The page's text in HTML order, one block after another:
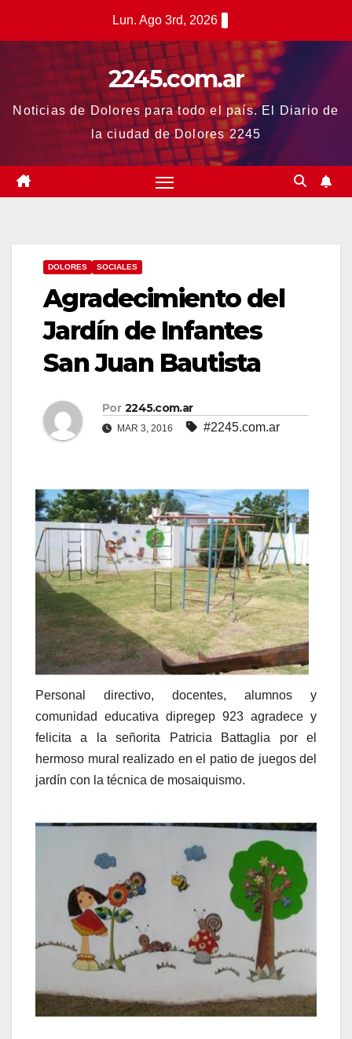
Lun. Ago 3rd, 2026
2245.com.ar
Noticias de Dolores para todo el país. El Diario de
la ciudad de Dolores 2245
DOLORES SOCIALES
Agradecimiento del
Jardín de Infantes
San Juan Bautista
Por 2245.com.ar
MAR 3, 2016 #2245.com.ar
Personal directivo, docentes, alumnos y
comunidad educativa dipregep 923 agradece y
felicita a la señorita Patricia Battaglia por el
hermoso mural realizado en el patio de juegos del
jardín con la técnica de mosaiquismo.